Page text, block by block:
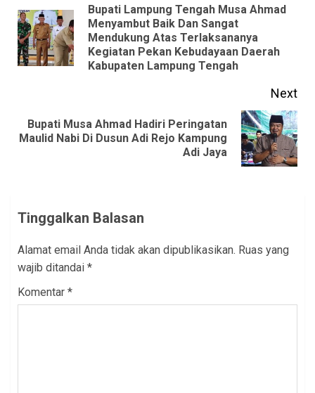
Reading
Bupati Lampung Tengah Musa Ahmad
Menyambut Baik Dan Sangat
Mendukung Atas Terlaksananya
Kegiatan Pekan Kebudayaan Daerah
Kabupaten Lampung Tengah
Next
Next
Bupati Musa Ahmad Hadiri Peringatan
Maulid Nabi Di Dusun Adi Rejo Kampung
Adi Jaya
Tinggalkan Balasan
Alamat email Anda tidak akan dipublikasikan. Ruas yang
wajib ditandai *
Komentar *